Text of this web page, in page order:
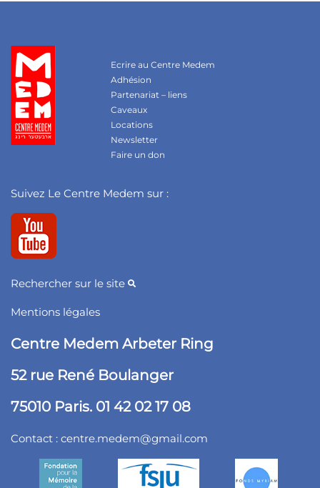
Ecrire au Centre Medem
Adhésion
Partenariat – liens
Caveaux
Locations
Newsletter
Faire un don
Suivez Le Centre Medem sur :
Rechercher sur le site
Mentions légales
Centre Medem Arbeter Ring
52 rue René Boulanger
75010 Paris. 01 42 02 17 08
Contact : centre.medem@gmail.com